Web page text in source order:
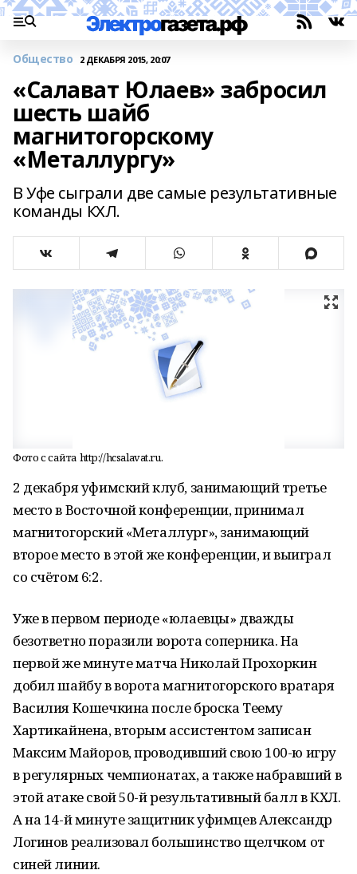
Общество 2 ДЕКАБРЯ 2015, 20:07
«Салават Юлаев» забросил
шесть шайб
магнитогорскому
«Металлургу»
В Уфе сыграли две самые результативные
команды КХЛ.
Фото с сайта http://hcsalavat.ru.
2 декабря уфимский клуб, занимающий третье
место в Восточной конференции, принимал
магнитогорский «Металлург», занимающий
второе место в этой же конференции, и выиграл
со счётом 6:2.
Уже в первом периоде «юлаевцы» дважды
безответно поразили ворота соперника. На
первой же минуте матча Николай Прохоркин
добил шайбу в ворота магнитогорского вратаря
Василия Кошечкина после броска Теему
Хартикайнена, вторым ассистентом записан
Максим Майоров, проводивший свою 100-ю игру
в регулярных чемпионатах, а также набравший в
этой атаке свой 50-й результативный балл в КХЛ.
А на 14-й минуте защитник уфимцев Александр
Логинов реализовал большинство щелчком от
синей линии.